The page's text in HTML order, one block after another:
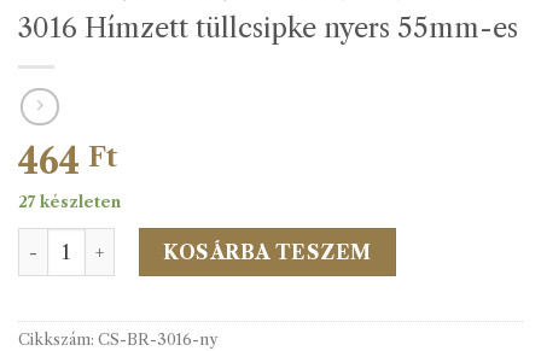
3016 Hímzett tüllcsipke nyers 55mm-es
464 Ft
27 készleten
3016 Hímzett tüllcsipke nyers 55mm-es mennyiség
KOSÁRBA TESZEM
Cikkszám: CS-BR-3016-ny